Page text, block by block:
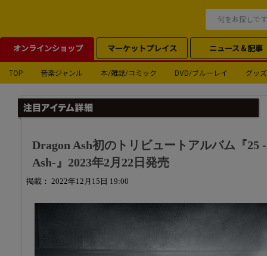
オンラインショップ マーケットプレイス ニュース＆記事
TOP 音楽ジャンル 本/雑誌/コミック DVD/ブルーレイ グッズ
Dragon Ash初のトリビュートアルバム『25
Ash-』2023年2月22日発売
掲載： 2022年12月15日 19:00